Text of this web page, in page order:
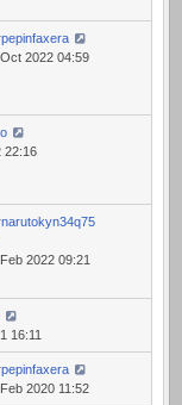
pepinfaxera
2022 04:59
22:16
narutokyn34q75
2022 09:21
16:11
pepinfaxera
2020 11:52